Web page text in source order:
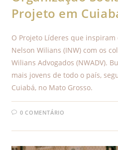
Projeto em
O Projeto Líderes que
Nelson Wilians (INW) com os
Wilians Advogados (NWADV).
mais jovens de todo o país,
Cuiabá, no Mato Grosso.
0 COMENTÁRIO